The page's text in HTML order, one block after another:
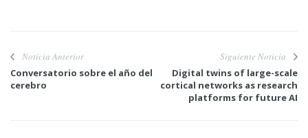
Noticia Anterior
Conversatorio sobre el año del
cerebro
Siguiente Noticia
Digital twins of large-scale
cortical networks as research
platforms for future AI